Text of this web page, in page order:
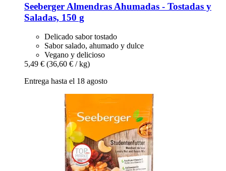
Seeberger Almendras Ahumadas -​ Tostadas y
Saladas, 150 g
Delicado sabor tostado
Sabor salado, ahumado y dulce
Vegano y delicioso
5,49 € (36,60 € / kg)
Entrega hasta el 18 agosto